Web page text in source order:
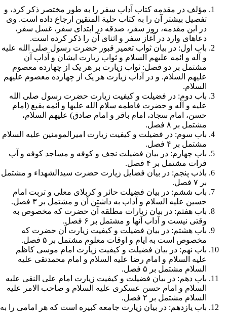
مؤلف در مقدمه کتاب آداب سفر را به طور مختصر ذکر کرد، و
تفصیل بیشتر آن را به کتاب حلیة المتقین ارجاع داده است. وی
در این مقدمه، روز سفر، صدقه در ابتدای سفر، غسل سفر،
دعاهای وارد در آغاز سفر و اثنای آن را ذکر کرده است.
باب اول: در بیان ثواب تعمیر قبور حضرت رسول صلی الله علیه
و آله و ائمه علیهم السلام و ثواب زیارت ایشان و آداب آن
مشتمل بر دو فصل: ثواب زیارت بر هر یک از چهارده معصوم
علیهم السلام. و در آداب زیارت هر یک از چهارده معصوم علیهم
السلام.
باب دوم: در فضیلت و کیفیت زیارت حضرت رسول صلی الله
علیه و آله و حضرت فاطمه سلام الله علیها و ائمه بقیع ( امام
حسن، امام سجاد، امام باقر و امام صادق) علیهم السلام،
مشتمل بر ۸ فصل.
باب سوم: در فضیلت و کیفیت زیارت امیرالمومنین علیه السلام
مشتمل بر ۴ فصل.
باب چهارم: در بیان فضیلت نجف و کوفه و مساجد کوفه و آب
فرات مشتمل بر ۴ فصل.
باذب پنجم: در بیان فضایل زیارت حضرت سیدالشهداء و مشتمل
بر ۷ فصل.
باب ششم: در بیان فضیلت حائر و کربلای معلی و تربت امام
حسین علیه السلام و آداب به داشتن آن و مشتمل بر ۳ فصل.
باب هفتم: در بیان زیارات مطلقه آن حضرت که مخصوص به
وقتی نیست و آداب آنها و مشتمل بر ۶ فصل.
باب هشتم: در بیان فضیلت و کیفیت زیارت آن حضرت که
مخصوص است به ایام و اوقات معلوم مشتمل بر ۵ فصل.
باب نهم: در بیان فضیلت و کیفیت زیارت امام موسی کاظم
علیه السلام و امام رضا علیه السلام و امام محمدتقی علیه
السلام مشتمل بر ۵ فصل.
باب دهم: در بیان فضیلت و کیفیت زیارت امام علی النقی علیه
السلام و امام حسن عسکری علیه السلام و صاحب الامر
علیه
السلام مشتمل بر ۲ فصل.
باب یازدهم: در بیان زیارت جامعه کبیره است که هر امامی را به